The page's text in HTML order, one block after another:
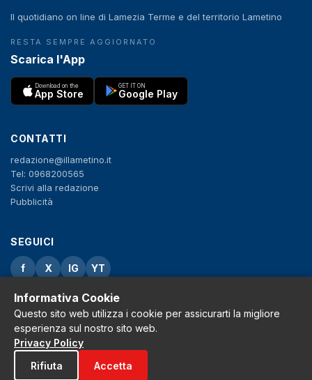
Il quotidiano on line di Lamezia Terme e del territorio Lametino
RESTA SEMPRE AGGIORNATO
Scarica l'App
Download on the
App Store
GET IT ON
Google Play
CONTATTI
redazione@illametino.it
Tel: 0968200565
Scrivi alla redazione
Pubblicità
SEGUICI
f X IG YT
Privacy Policy
Cookie Policy
Note legali
La Redazione
Informativa Cookie
Questo sito web utilizza i cookie per assicurarti la migliore
esperienza sul nostro sito web.
Privacy Policy
Rifiuta
Accetta